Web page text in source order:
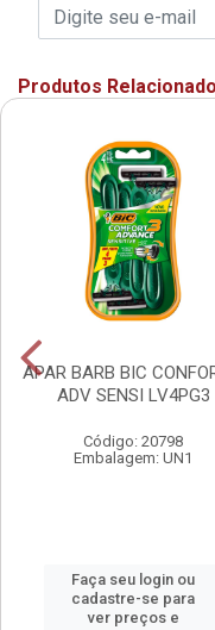
Produtos
APAR BARB BIC
ADV SENSI LV4PG3
Código: 20798
Embalagem: UN1
Faça seu login ou
cadastre-se para
ver preços e